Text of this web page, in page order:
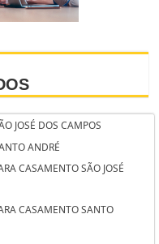
JOSÉ DOS CAMPOS
ANDRÉ
CASAMENTO SÃO JOSÉ
CASAMENTO SANTO